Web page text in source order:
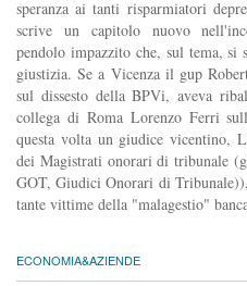
speranza ai tanti risparmiatori
scrive un capitolo nuovo
pendolo impazzito che, sul tema,
giustizia. Se a Vicenza il gup
sul dissesto della BPVi, aveva
collega di Roma Lorenzo Ferri
questa volta un giudice vicentino,
dei Magistrati onorari di tribunale
GOT, Giudici Onorari di
tante vittime della "malagestio"
ECONOMIA&AZIENDE